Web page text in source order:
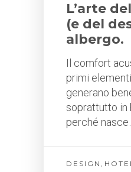
L’arte
(e del
albergo.
Il comfort
primi
generano
soprattutto in
perché
DESIGN,